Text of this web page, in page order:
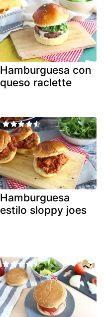
Hamburguesa con
queso raclette
Hamburguesa
estilo sloppy joes